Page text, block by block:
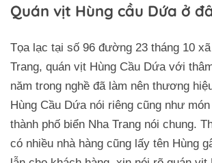
Quán vịt Hùng cầu Dứa ở
Tọa lạc tại số 96 đường 23 tháng 10
Trang, quán vịt Hùng Cầu Dứa với
năm trong nghề đã làm nên thương
Hùng Cầu Dứa nói riêng cũng như
thành phố biển Nha Trang nói chung.
có nhiều nhà hàng cũng lấy tên Hùng